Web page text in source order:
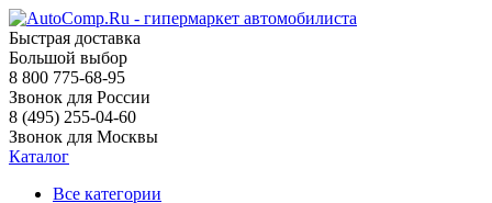
Быстрая доставка
Большой выбор
8 800 775-68-95
Звонок для России
8 (495) 255-04-60
Звонок для Москвы
Каталог
Все категории